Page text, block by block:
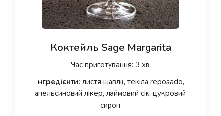
Коктейль Sage Margarita
Час приготування: 3 хв.
Інгредієнти: листя шавлії, текіла reposado,
апельсиновий лікер, лаймовий сік, цукровий
сироп